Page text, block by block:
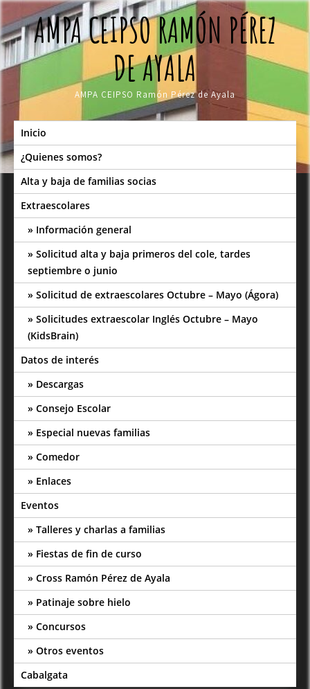
Skip
to
contentAMPA CEIPSO RAMÓN PÉREZ
DE AYALA
AMPA CEIPSO Ramón Pérez de Ayala
Inicio
¿Quienes somos?
Alta y baja de familias socias
Extraescolares
Información general
Solicitud alta y baja primeros del cole, tardes
septiembre o junio
Solicitud de extraescolares Octubre – Mayo (Ágora)
Solicitudes extraescolar Inglés Octubre – Mayo
(KidsBrain)
Datos de interés
Descargas
Consejo Escolar
Especial nuevas familias
Comedor
Enlaces
Eventos
Talleres y charlas a familias
Fiestas de fin de curso
Cross Ramón Pérez de Ayala
Patinaje sobre hielo
Concursos
Otros eventos
Cabalgata